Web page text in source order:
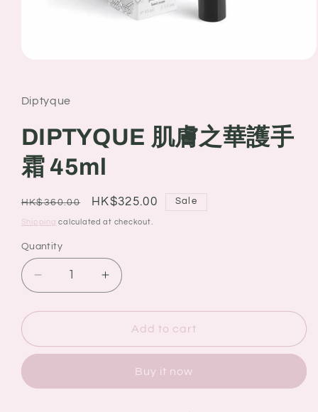
in
modal
Diptyque
DIPTYQUE 肌膚之華護手
霜 45ml
Regular
price
HK$360.00
Sale
price
HK$325.00 Sale
Shipping calculated at checkout.
Quantity
Quantity
Decrease
quantity
for
肌
Increase
quantity
for
DIPTYQUE
肌
Add to cart
Buy it now